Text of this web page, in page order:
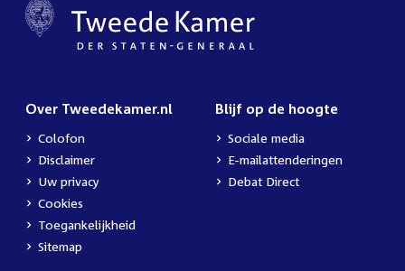
Over Tweedekamer.nl
Colofon
Disclaimer
Uw privacy
Cookies
Toegankelijkheid
Sitemap
Blijf op de hoogte
Sociale media
E-mailattenderingen
Debat Direct